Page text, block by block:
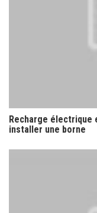
Recharge électrique
installer une borne